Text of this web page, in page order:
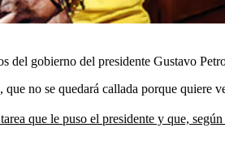
del gobierno del presidente Gustavo
no se quedará callada porque quiere
que le puso el presidente y que,